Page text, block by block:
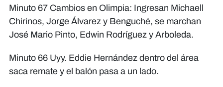
Minuto 67 Cambios en Olimpia: Ingresan Michaell
Chirinos, Jorge Álvarez y Benguché, se marchan
José Mario Pinto, Edwin Rodríguez y Arboleda.​​​​​​
Minuto 66 Uyy. Eddie Hernández dentro del área
saca remate y el balón pasa a un lado.